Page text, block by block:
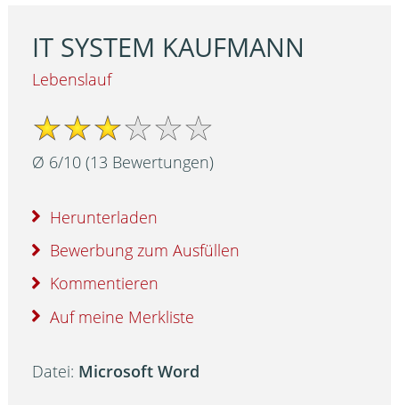
IT SYSTEM KAUFMANN
Lebenslauf
Ø 6/10 (13 Bewertungen)
Herunterladen
Bewerbung zum Ausfüllen
Kommentieren
Auf meine Merkliste
Datei: Microsoft Word